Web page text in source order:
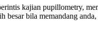
kajian pupillometry,
bila memandang